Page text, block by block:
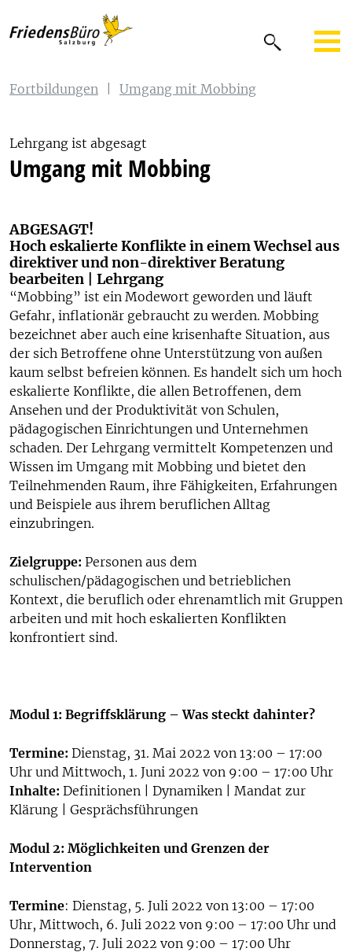
Fortbildungen Umgang mit Mobbing
Lehrgang ist abgesagt
Umgang mit Mobbing
ABGESAGT!
Hoch eskalierte Konflikte in einem Wechsel aus
direktiver und non-direktiver Beratung
bearbeiten | Lehrgang
“Mobbing” ist ein Modewort geworden und läuft
Gefahr, inflationär gebraucht zu werden. Mobbing
bezeichnet aber auch eine krisenhafte Situation, aus
der sich Betroffene ohne Unterstützung von außen
kaum selbst befreien können. Es handelt sich um hoch
eskalierte Konflikte, die allen Betroffenen, dem
Ansehen und der Produktivität von Schulen,
pädagogischen Einrichtungen und Unternehmen
schaden. Der Lehrgang vermittelt Kompetenzen und
Wissen im Umgang mit Mobbing und bietet den
Teilnehmenden Raum, ihre Fähigkeiten, Erfahrungen
und Beispiele aus ihrem beruflichen Alltag
einzubringen.
Zielgruppe: Personen aus dem
schulischen/pädagogischen und betrieblichen
Kontext, die beruflich oder ehrenamtlich mit Gruppen
arbeiten und mit hoch eskalierten Konflikten
konfrontiert sind.
Modul 1: Begriffsklärung – Was steckt dahinter?
Termine: Dienstag, 31. Mai 2022 von 13:00 – 17:00
Uhr und Mittwoch, 1. Juni 2022 von 9:00 – 17:00 Uhr
Inhalte: Definitionen | Dynamiken | Mandat zur
Klärung | Gesprächsführungen
Modul 2: Möglichkeiten und Grenzen der
Intervention
Termine: Dienstag, 5. Juli 2022 von 13:00 – 17:00
Uhr, Mittwoch, 6. Juli 2022 von 9:00 – 17:00 Uhr und
Donnerstag, 7. Juli 2022 von 9:00 – 17:00 Uhr